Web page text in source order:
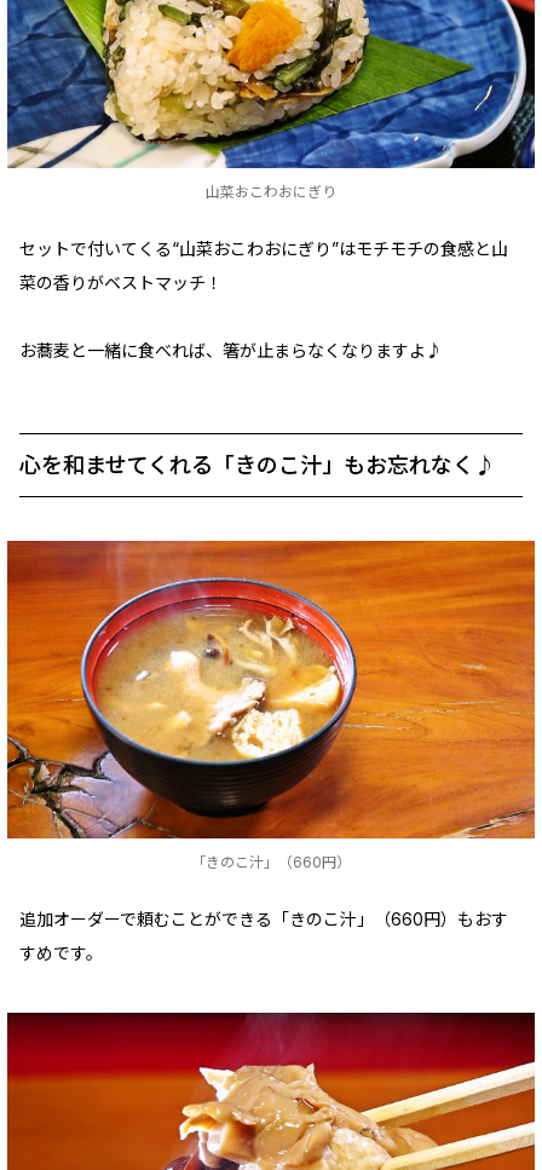
山菜おこわおにぎり
セットで付いてくる“山菜おこわおにぎり”はモチモチの食感と山
菜の香りがベストマッチ！
お蕎麦と一緒に食べれば、箸が止まらなくなりますよ♪
心を和ませてくれる「きのこ汁」もお忘れなく♪
「きのこ汁」（660円）
追加オーダーで頼むことができる「きのこ汁」（660円）もおす
すめです。